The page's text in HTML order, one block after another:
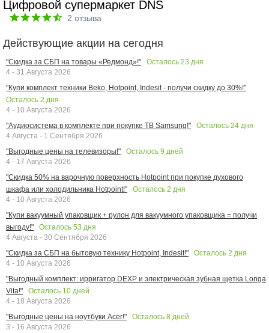
Цифровой супермаркет DNS
2 отзыва
Действующие акции на сегодня
"Скидка за СБП на товары «Редмонд»!" Осталось 23 дня
4 - 31 Августа 2026
"Купи комплект техники Beko, Hotpoint, Indesit - получи скидку до 30%!"
Осталось 2 дня
4 - 10 Августа 2026
"Аудиосистема в комплекте при покупке ТВ Samsung!"
Осталось 24 дня
4 Августа - 1 Сентября 2026
"Выгодные цены на телевизоры!"
Осталось 9 дней
4 - 17 Августа 2026
"Скидка 50% на варочную поверхность Hotpoint при покупке духового
шкафа или холодильника Hotpoint!"
Осталось 2 дня
4 - 10 Августа 2026
"Купи вакуумный упаковщик + рулон для вакуумного упаковщика = получи
выгоду!"
Осталось 53 дня
4 Августа - 30 Сентября 2026
"Скидка за СБП на бытовую технику Hotpoint, Indesit!"
Осталось 2 дня
4 - 10 Августа 2026
"Выгодный комплект: ирригатор DEXP и электрическая зубная щетка Longa
Vita!"
Осталось 10 дней
4 - 18 Августа 2026
"Выгодные цены на ноутбуки Acer!"
Осталось 8 дней
3 - 16 Августа 2026